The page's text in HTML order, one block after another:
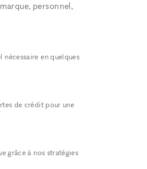
personnel,
nécessaire en quelques
de crédit pour une
grâce à nos stratégies